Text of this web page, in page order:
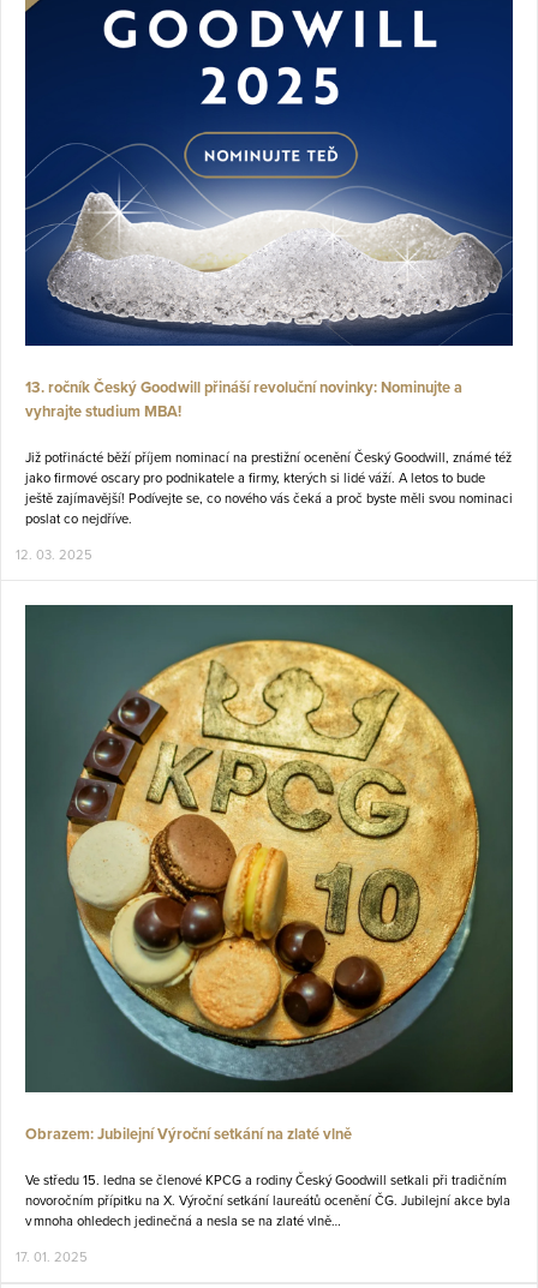
13. ročník Český Goodwill přináší revoluční novinky: Nominujte a
vyhrajte studium MBA!
Již potřinácté běží příjem nominací na prestižní ocenění Český Goodwill, známé též
jako firmové oscary pro podnikatele a firmy, kterých si lidé váží. A letos to bude
ještě zajímavější! Podívejte se, co nového vás čeká a proč byste měli svou nominaci
poslat co nejdříve.
12. 03. 2025
Obrazem: Jubilejní Výroční setkání na zlaté vlně
Ve středu 15. ledna se členové KPCG a rodiny Český Goodwill setkali při tradičním
novoročním přípitku na X. Výroční setkání laureátů ocenění ČG. Jubilejní akce byla
v mnoha ohledech jedinečná a nesla se na zlaté vlně…
17. 01. 2025